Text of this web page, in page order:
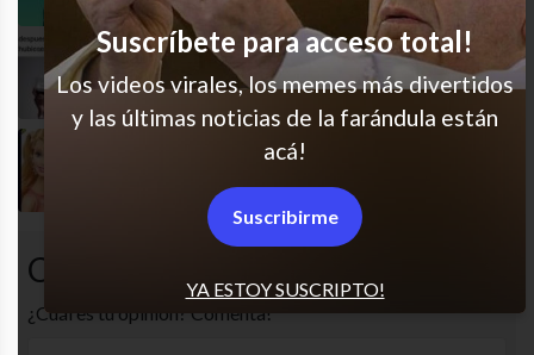
Qué hacés, perdido?
Comentarios
¿Cuál es tu opinión? Comenta!
YA ESTOY SUSCRIPTO!
Suscríbete para acceso total!
Los videos virales, los memes más divertidos
y las últimas noticias de la farándula están
acá!
Suscribirme